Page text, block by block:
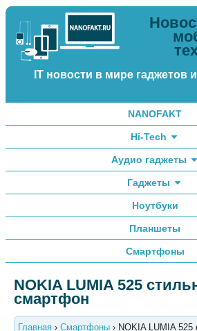
IT новости в мире гаджетов
NANOFAKT
Hi-Tech
Аудио гаджеты
Гаджеты
Ноутбуки
Планшеты
Смартфоны
NOKIA LUMIA 525
смартфон
Главная › Смартфоны › NOKIA LUMIA 525